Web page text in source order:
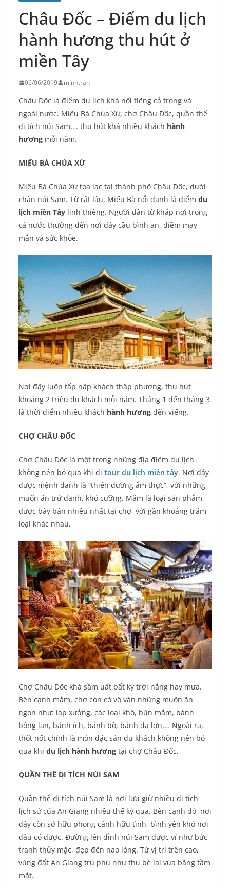
Châu Đốc – Điểm du lịch
hành hương thu hút ở
miền Tây
06/06/2019 minhtran
Châu Đốc là điểm du lịch khá nổi tiếng cả trong và
ngoài nước. Miếu Bà Chúa Xứ, chợ Châu Đốc, quần thể
di tích núi Sam,… thu hút khá nhiều khách hành
hương mỗi năm.
MIẾU BÀ CHÚA XỨ
Miếu Bà Chúa Xứ tọa lạc tại thành phố Châu Đốc, dưới
chân núi Sam. Từ rất lâu, Miếu Bà nổi danh là điểm du
lịch miền Tây linh thiêng. Người dân từ khắp nơi trong
cả nước thường đến nơi đây cầu bình an, điềm may
mắn và sức khỏe.
Nơi đây luôn tấp nập khách thập phương, thu hút
khoảng 2 triệu du khách mỗi năm. Tháng 1 đến tháng 3
là thời điểm nhiều khách hành hương đến viếng.
CHỢ CHÂU ĐỐC
Chợ Châu Đốc là một trong những địa điểm du lịch
không nên bỏ qua khi đi tour du lịch miền tây. Nơi đây
được mệnh danh là “thiên đường ẩm thực”, với những
muốn ăn trứ danh, khó cưỡng. Mắm là loại sản phẩm
được bày bán nhiều nhất tại chợ, với gần khoảng trăm
loại khác nhau.
Chợ Châu Đốc khá sầm uất bất kỳ trời nắng hay mưa.
Bên cạnh mắm, chợ còn có vô vàn những muốn ăn
ngon như: lạp xưởng, các loại khô, bún mắm, bánh
bông lan, bánh ích, bánh bò, bánh da lợn,… Ngoài ra,
thốt nốt chính là món đặc sản du khách không nên bỏ
qua khi du lịch hành hương tại chợ Châu Đốc.
QUẦN THỂ DI TÍCH NÚI SAM
Quần thể di tích núi Sam là nơi lưu giữ nhiều di tích
lịch sử của An Giang nhiều thế kỷ qua. Bên cạnh đó, nơi
đây còn sở hữu phong cảnh hữu tình, bình yên khó nơi
đâu có được. Đường lên đỉnh núi Sam được ví như bức
tranh thủy mặc, đẹp đến nao lòng. Từ vị trí trên cao,
vùng đất An Giang trù phú như thu bé lại vừa bằng tầm
mắt.